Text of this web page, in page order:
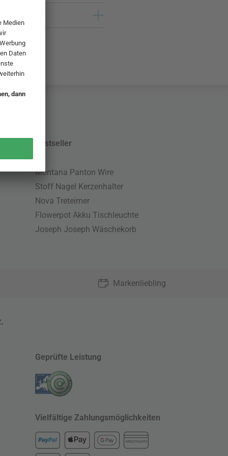
Bestseller
Montana Panton Wire
Stoff Nagel Kerzenhalter
Nova Treteimer
Flowerpot Akku Tischleuchte
Joseph Joseph Wäschekorb
Markenliebling
,
Geprüfte Leistung
Vielfältige Zahlungsmöglichkeiten
KREDITKARTE